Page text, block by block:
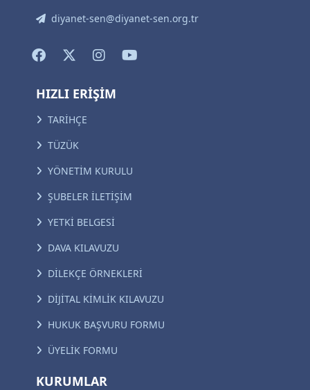
diyanet-sen@diyanet-sen.org.tr
HIZLI ERİŞİM
TARİHÇE
TÜZÜK
YÖNETİM KURULU
ŞUBELER İLETİŞİM
YETKİ BELGESİ
DAVA KILAVUZU
DİLEKÇE ÖRNEKLERİ
DİJİTAL KİMLİK KILAVUZU
HUKUK BAŞVURU FORMU
ÜYELİK FORMU
KURUMLAR